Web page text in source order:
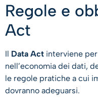
Regole e
Act
Il Data Act interviene per
nell’economia dei dati,
le regole pratiche a cui
dovranno adeguarsi.